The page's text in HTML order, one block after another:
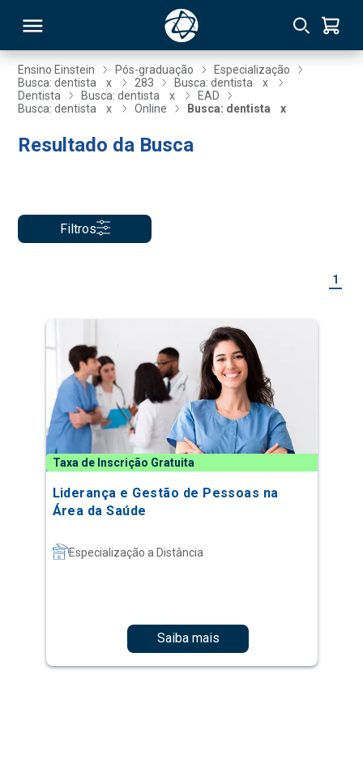
Ensino Einstein Pós-graduação
Especialização
Busca: dentista
x 283 Busca: dentista
x
Dentista
Busca: dentista x
EAD
Busca: dentista
x Online Busca: dentista x
Resultado da Busca
Filtros
1
Taxa de Inscrição Gratuita
Liderança e Gestão de Pessoas na
Área da Saúde
Especialização a Distância
Saiba mais